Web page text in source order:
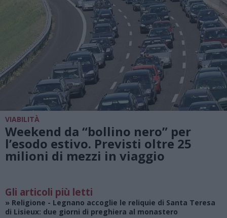
VIABILITÀ
Weekend da “bollino nero” per
l’esodo estivo. Previsti oltre 25
milioni di mezzi in viaggio
Gli articoli più letti
» Religione - Legnano accoglie le reliquie di Santa Teresa
di Lisieux: due giorni di preghiera al monastero